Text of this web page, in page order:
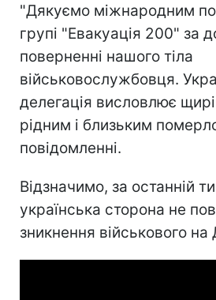
"Дякуємо міжнародним
групі "Евакуація 200" за
поверненні нашого тіла
військовослужбовця.
делегація висловлює щирі
рідним і близьким
повідомленні.
Відзначимо, за останній
українська сторона не
зникнення військового на